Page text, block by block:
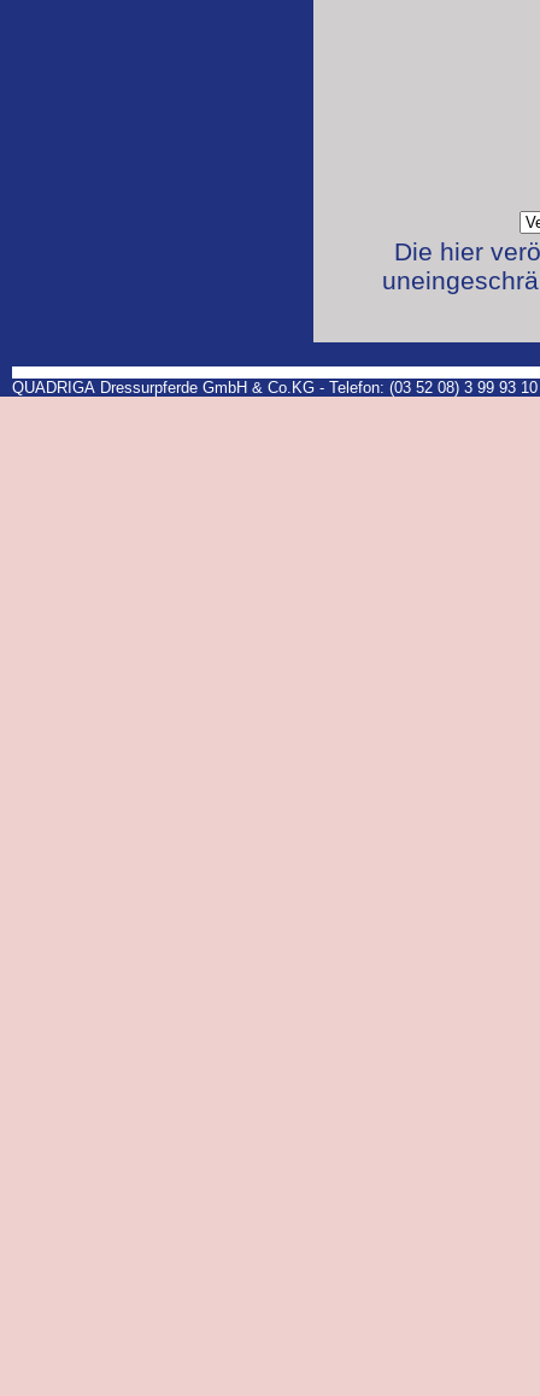
Die hier
QUADRIGA Dressurpferde GmbH & Co.KG - Telefon: (03 52 08) 3 99 93 10